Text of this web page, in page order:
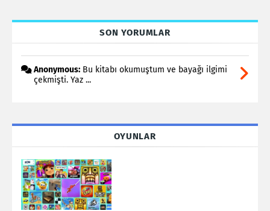
SON YORUMLAR
Anonymous: Bu kitabı okumuştum ve bayağı ilgimi
çekmişti. Yaz ...
OYUNLAR